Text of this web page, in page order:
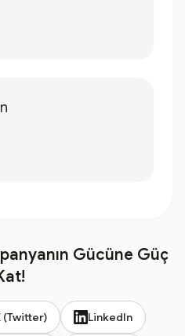
Gücüne Güç
(Twitter) LinkedIn